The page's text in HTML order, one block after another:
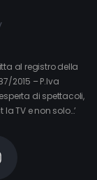
al registro della
2015 – P.Iva
di spettacoli,
TV e non solo…’